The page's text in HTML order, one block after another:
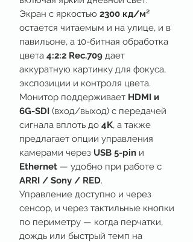
Экран с яркостью 2300 кд/м²
остается читаемым и на улице, и в
павильоне, а 10-битная обработка
цвета 4:2:2 Rec.709 дает
аккуратную картинку для фокуса,
экспозиции и контроля цвета.
Монитор поддерживает HDMI и
6G-SDI (вход/выход) с передачей
сигнала вплоть до 4K, а также
предлагает опции управления
камерами через USB 5-pin и
Ethernet — удобно при работе с
ARRI / Sony / RED.
Управление доступно и через
сенсор, и через тактильные кнопки
по периметру — когда перчатки,
дождь или быстрый темп на